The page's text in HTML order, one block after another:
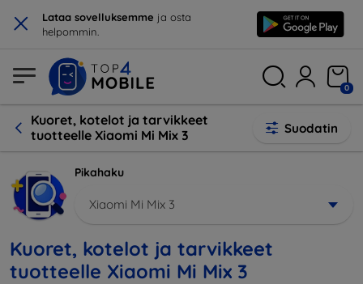
× Lataa sovelluksemme ja osta
helpommin.
0
Kuoret, kotelot ja tarvikkeet
tuotteelle Xiaomi Mi Mix 3
Suodatin
Pikahaku
Xiaomi Mi Mix 3
Kuoret, kotelot ja tarvikkeet
tuotteelle Xiaomi Mi Mix 3